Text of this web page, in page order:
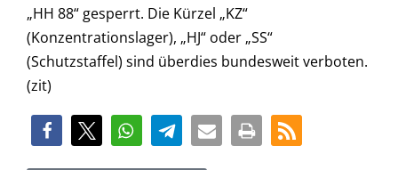
„HH 88“ gesperrt. Die Kürzel „KZ“
(Konzentrationslager), „HJ“ oder „SS“
(Schutzstaffel) sind überdies bundesweit verboten.
(zit)